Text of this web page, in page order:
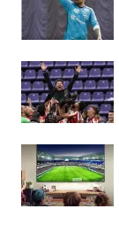
ড. ইউনূস
কাদের